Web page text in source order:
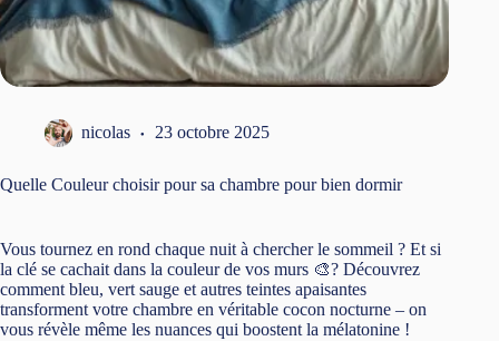
nicolas 23 octobre 2025
Quelle Couleur choisir pour sa chambre pour bien dormir
Vous tournez en rond chaque nuit à chercher le sommeil ? Et si
la clé se cachait dans la couleur de vos murs 🎨? Découvrez
comment bleu, vert sauge et autres teintes apaisantes
transforment votre chambre en véritable cocon nocturne – on
vous révèle même les nuances qui boostent la mélatonine !